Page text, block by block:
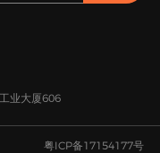
业大厦606
粤ICP备17154177号